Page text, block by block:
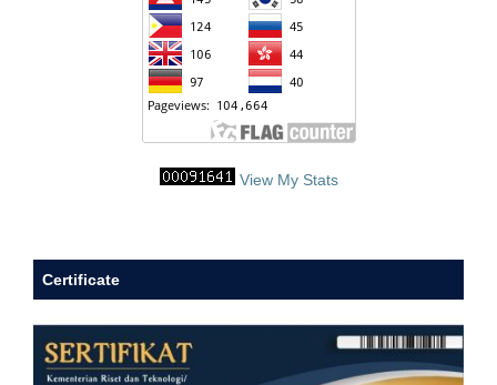
View My Stats
Certificate